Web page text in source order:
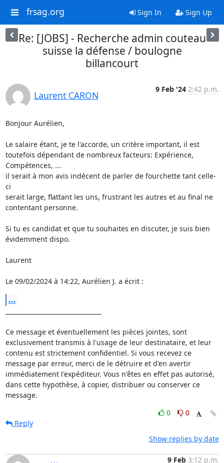
frsag.org Sign In Sign Up
Re: [JOBS] - Recherche admin couteau
suisse la défense / boulogne
billancourt
Laurent CARON
9 Feb '24 2:42 p.m.
Bonjour Aurélien,
Le salaire étant, je te l'accorde, un critère important, il est
toutefois dépendant de nombreux facteurs: Expérience,
Compétences, ...
il serait à mon avis indécent de parler de fourchette tant celle-
ci
serait large, flattant les uns, frustrant les autres et au final ne
contentant personne.
Si tu es candidat et que tu souhaites en discuter, je suis bien
évidemment dispo.
Laurent
Le 09/02/2024 à 14:22, Aurélien J. a écrit :
...
Ce message et éventuellement les pièces jointes, sont
exclusivement transmis à l'usage de leur destinataire, et leur
contenu est strictement confidentiel. Si vous recevez ce
message par erreur, merci de le détruire et d'en avertir
immédiatement l'expéditeur. Vous n'êtes en effet pas autorisé,
dans cette hypothèse, à copier, distribuer ou conserver ce
message.
0
0
Reply
Show replies by date
9 Feb 3:12 p.m.